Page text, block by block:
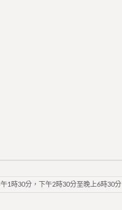
1時30分，下午2時30分至晚上6時30分